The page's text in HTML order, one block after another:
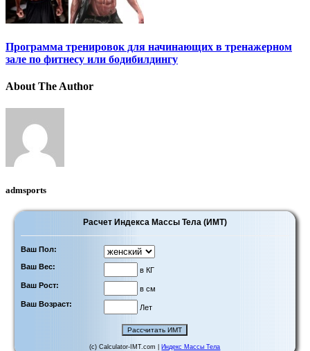
Программа тренировок для начинающих в тренажерном
зале по фитнесу или бодибилдингу
About The Author
admsports
Расчет Индекса Массы Тела (ИМТ)
Ваш Пол:
Ваш Вес:
в КГ
Ваш Рост:
в см
Ваш Возраст:
Лет
(c) Calculator-IMT.com | Индекс Массы Тела